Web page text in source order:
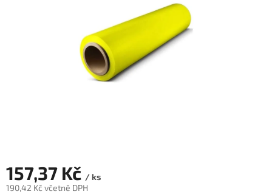
157,37 Kč / ks
190,42 Kč včetně DPH